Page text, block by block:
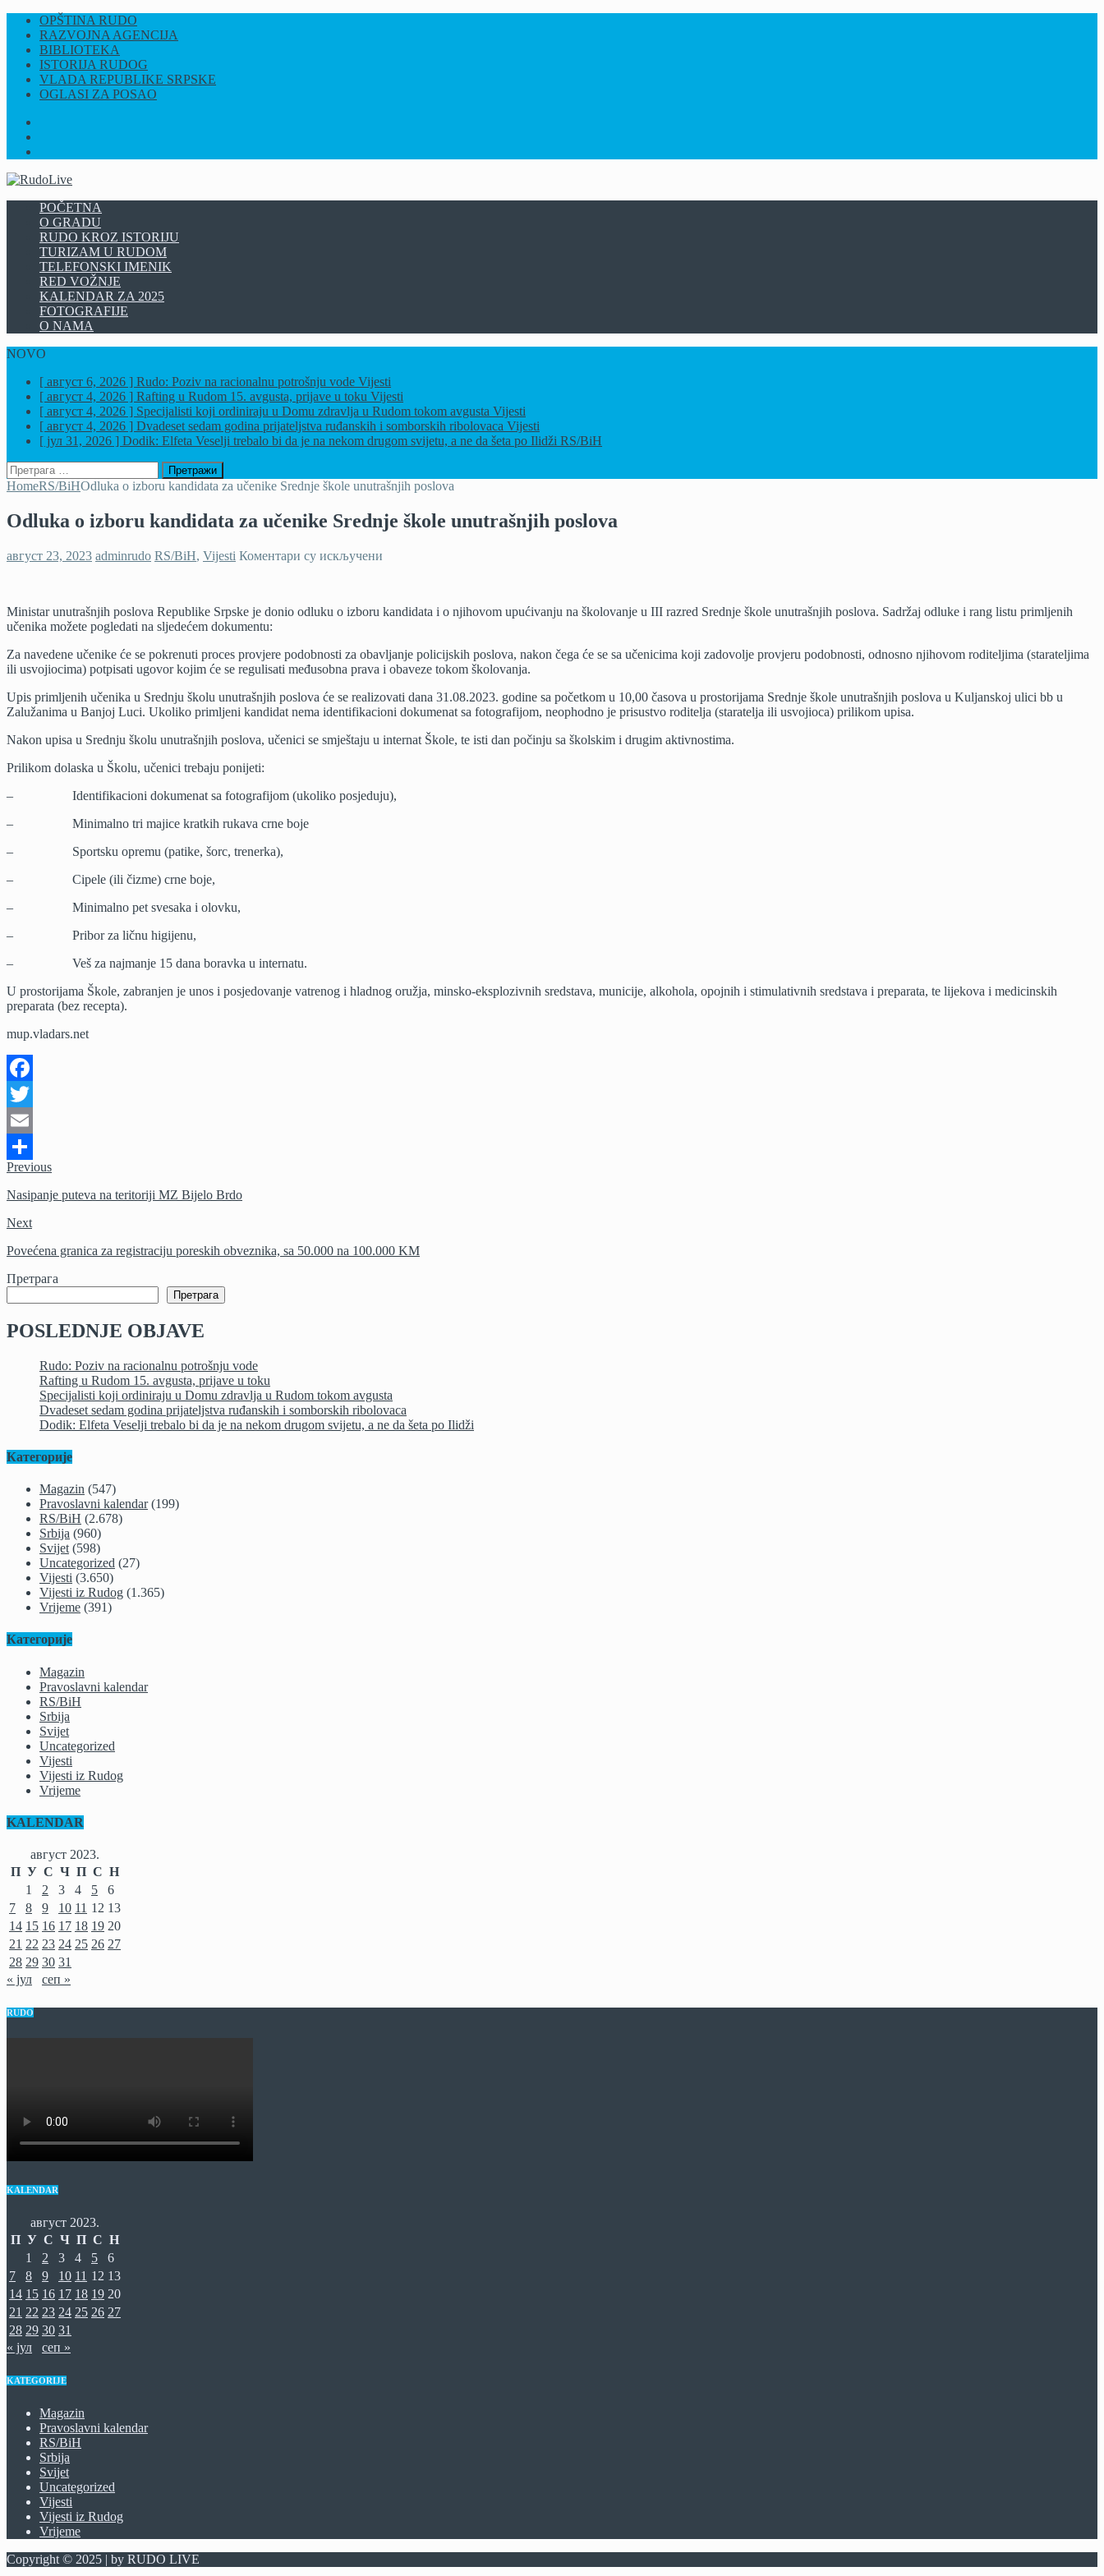
OPŠTINA RUDO
RAZVOJNA AGENCIJA
BIBLIOTEKA
ISTORIJA RUDOG
VLADA REPUBLIKE SRPSKE
OGLASI ZA POSAO
POČETNA
O GRADU
RUDO KROZ ISTORIJU
TURIZAM U RUDOM
TELEFONSKI IMENIK
RED VOŽNJE
KALENDAR ZA 2025
FOTOGRAFIJE
O NAMA
NOVO
[ август 6, 2026 ] Rudo: Poziv na racionalnu potrošnju vode Vijesti
[ август 4, 2026 ] Rafting u Rudom 15. avgusta, prijave u toku Vijesti
[ август 4, 2026 ] Specijalisti koji ordiniraju u Domu zdravlja u Rudom tokom avgusta Vijesti
[ август 4, 2026 ] Dvadeset sedam godina prijateljstva ruđanskih i somborskih ribolovaca Vijesti
[ јул 31, 2026 ] Dodik: Elfeta Veselji trebalo bi da je na nekom drugom svijetu, a ne da šeta po Ilidži RS/BiH
Претрага
за:
HomeRS/BiHOdluka o izboru kandidata za učenike Srednje škole unutrašnjih poslova
Odluka o izboru kandidata za učenike Srednje škole unutrašnjih poslova
август 23, 2023 adminrudo RS/BiH, Vijesti Коментари су искључени
kandidata
Srednje
škole
poslova
Ministar unutrašnjih poslova Republike Srpske je donio odluku o izboru kandidata i o njihovom upućivanju na školovanje u III razred Srednje škole unutrašnjih poslova. Sadržaj odluke i rang listu primljenih
učenika možete pogledati na sljedećem dokumentu:
Za navedene učenike će se pokrenuti proces provjere podobnosti za obavljanje policijskih poslova, nakon čega će se sa učenicima koji zadovolje provjeru podobnosti, odnosno njihovom roditeljima (starateljima
ili usvojiocima) potpisati ugovor kojim će se regulisati međusobna prava i obaveze tokom školovanja.
Upis primljenih učenika u Srednju školu unutrašnjih poslova će se realizovati dana 31.08.2023. godine sa početkom u 10,00 časova u prostorijama Srednje škole unutrašnjih poslova u Kuljanskoj ulici bb u
Zalužanima u Banjoj Luci. Ukoliko primljeni kandidat nema identifikacioni dokumenat sa fotografijom, neophodno je prisustvo roditelja (staratelja ili usvojioca) prilikom upisa.
Nakon upisa u Srednju školu unutrašnjih poslova, učenici se smještaju u internat Škole, te isti dan počinju sa školskim i drugim aktivnostima.
Prilikom dolaska u Školu, učenici trebaju ponijeti:
– Identifikacioni dokumenat sa fotografijom (ukoliko posjeduju),
– Minimalno tri majice kratkih rukava crne boje
– Sportsku opremu (patike, šorc, trenerka),
– Cipele (ili čizme) crne boje,
– Minimalno pet svesaka i olovku,
– Pribor za ličnu higijenu,
– Veš za najmanje 15 dana boravka u internatu.
U prostorijama Škole, zabranjen je unos i posjedovanje vatrenog i hladnog oružja, minsko-eksplozivnih sredstava, municije, alkohola, opojnih i stimulativnih sredstava i preparata, te lijekova i medicinskih
preparata (bez recepta).
mup.vladars.net
Facebook
Twitter
Email
Share
Previous
Nasipanje puteva na teritoriji MZ Bijelo Brdo
Next
Povećena granica za registraciju poreskih obveznika, sa 50.000 na 100.000 KM
Претрага
Претрага
POSLEDNJE OBJAVE
Rudo: Poziv na racionalnu potrošnju vode
Rafting u Rudom 15. avgusta, prijave u toku
Specijalisti koji ordiniraju u Domu zdravlja u Rudom tokom avgusta
Dvadeset sedam godina prijateljstva ruđanskih i somborskih ribolovaca
Dodik: Elfeta Veselji trebalo bi da je na nekom drugom svijetu, a ne da šeta po Ilidži
Категорије
Magazin (547)
Pravoslavni kalendar(199)
RS/BiH (2.678)
Srbija (960)
Svijet (598)
Uncategorized (27)
Vijesti (3.650)
Vijesti iz Rudog (1.365)
Vrijeme (391)
Категорије
Magazin
Pravoslavni kalendar
RS/BiH
Srbija
Svijet
Uncategorized
Vijesti
Vijesti iz Rudog
Vrijeme
KALENDAR
август 2023.
П У С Ч П С Н
1
2 3 4 5
6
7
8 9 10 11 12 13
14 15 16 17 18 19 20
21 22 23 24 25 26 27
28 29 30 31
« јул
сеп »
RUDO
KALENDAR
август 2023.
П У С Ч П С Н
1
2 3 4 5
6
7
8 9 10 11 12 13
14 15 16 17 18 19 20
21 22 23 24 25 26 27
28 29 30 31
« јул
сеп »
KATEGORIJE
Magazin
Pravoslavni kalendar
RS/BiH
Srbija
Svijet
Uncategorized
Vijesti
Vijesti iz Rudog
Vrijeme
Copyright © 2025 | by RUDO LIVE